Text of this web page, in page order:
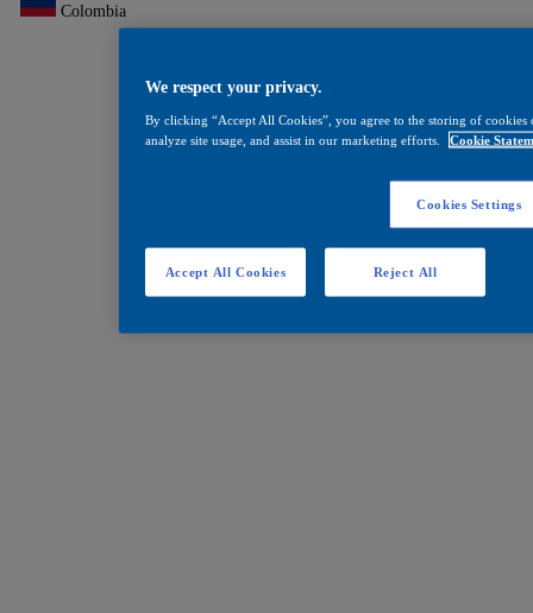
Colombia
We respect your privacy.
By clicking “Accept All Cookies”, you agree to the storing of
analyze site usage, and assist in our marketing efforts.
Cookie
Cookies Settings
Reject All
Accept All Cookies